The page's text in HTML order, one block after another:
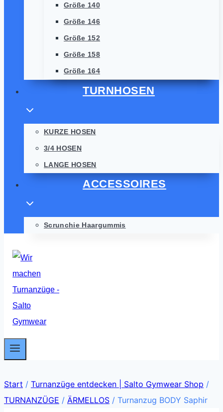
Größe 140
Größe 146
Größe 152
Größe 158
Größe 164
TURNHOSEN
KURZE HOSEN
3/4 HOSEN
LANGE HOSEN
ACCESSOIRES
Scrunchie Haargummis
Start / Turnanzüge entdecken | Salto Gymwear Shop /
TURNANZÜGE / ÄRMELLOS / Turnanzug BODY Saphir